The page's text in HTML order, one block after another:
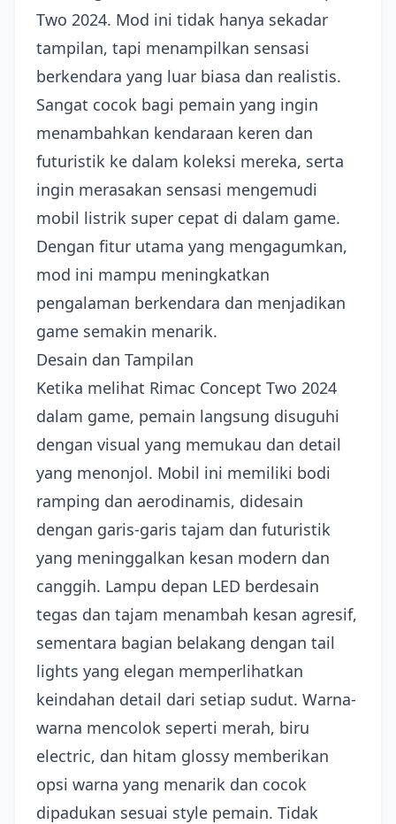
Two 2024. Mod ini tidak hanya sekadar
tampilan, tapi menampilkan sensasi
berkendara yang luar biasa dan realistis.
Sangat cocok bagi pemain yang ingin
menambahkan kendaraan keren dan
futuristik ke dalam koleksi mereka, serta
ingin merasakan sensasi mengemudi
mobil listrik super cepat di dalam game.
Dengan fitur utama yang mengagumkan,
mod ini mampu meningkatkan
pengalaman berkendara dan menjadikan
game semakin menarik.
Desain dan Tampilan
Ketika melihat Rimac Concept Two 2024
dalam game, pemain langsung disuguhi
dengan visual yang memukau dan detail
yang menonjol. Mobil ini memiliki bodi
ramping dan aerodinamis, didesain
dengan garis-garis tajam dan futuristik
yang meninggalkan kesan modern dan
canggih. Lampu depan LED berdesain
tegas dan tajam menambah kesan agresif,
sementara bagian belakang dengan tail
lights yang elegan memperlihatkan
keindahan detail dari setiap sudut. Warna-
warna mencolok seperti merah, biru
electric, dan hitam glossy memberikan
opsi warna yang menarik dan cocok
dipadukan sesuai style pemain. Tidak